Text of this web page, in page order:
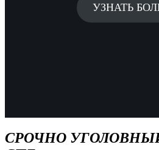
УЗНАТЬ
СРОЧНО